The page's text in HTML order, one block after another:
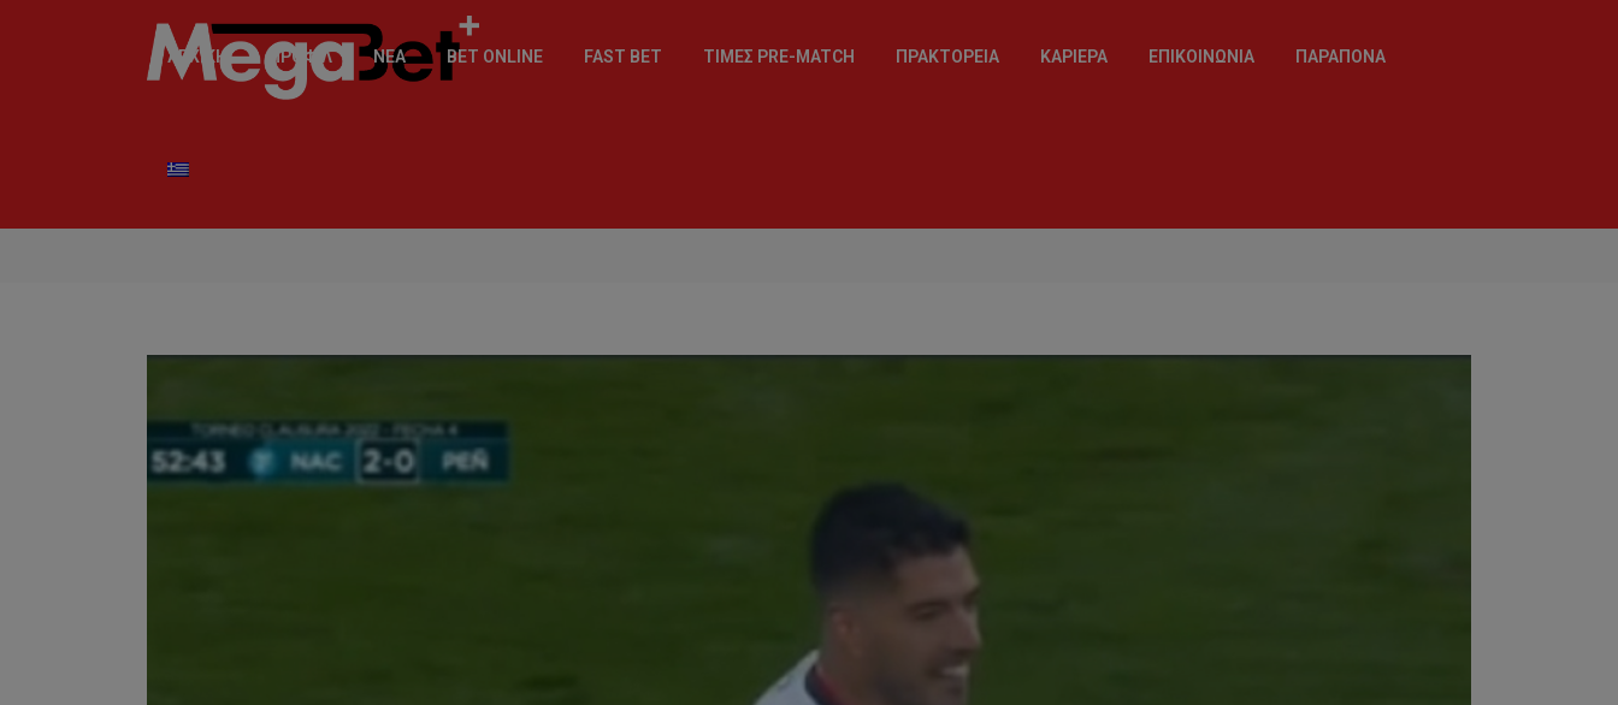
ΑΡΧΙΚΉ ΠΡΟΦΊΛ ΝΈΑ BET ONLINE FAST BET ΤΙΜΈΣ PRE-MATCH ΠΡΑΚΤΟΡΕΊΑ ΚΑΡΙΈΡΑ ΕΠΙΚΟΙΝΩΝΊΑ ΠΑΡΆΠΟΝΑ